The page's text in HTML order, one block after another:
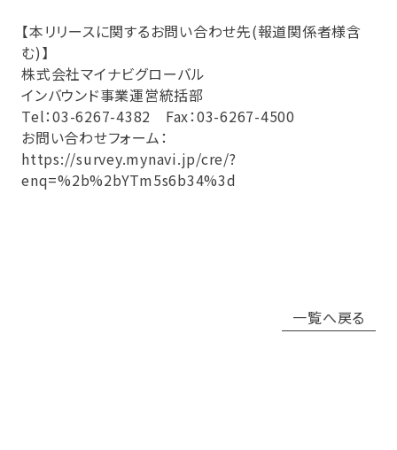
【本リリースに関するお問い合わせ先(報道関係者様含
む)】
株式会社マイナビグローバル
インバウンド事業運営統括部
Tel：03-6267-4382 Fax：03-6267-4500
お問い合わせフォーム：
https://survey.mynavi.jp/cre/?
enq=%2b%2bYTm5s6b34%3d
一覧へ戻る